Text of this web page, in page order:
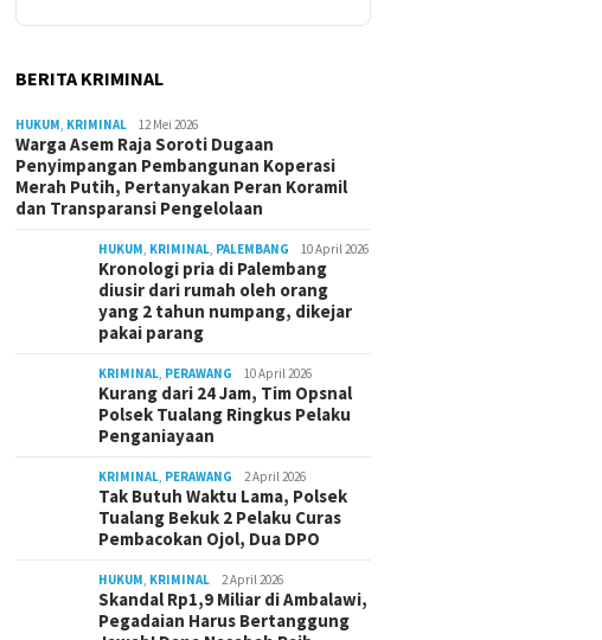
BERITA KRIMINAL
HUKUM, KRIMINAL 12 Mei 2026
Warga Asem Raja Soroti Dugaan
Penyimpangan Pembangunan Koperasi
Merah Putih, Pertanyakan Peran Koramil
dan Transparansi Pengelolaan
HUKUM, KRIMINAL, PALEMBANG 10 April 2026
Kronologi pria di Palembang
diusir dari rumah oleh orang
yang 2 tahun numpang, dikejar
pakai parang
KRIMINAL, PERAWANG 10 April 2026
Kurang dari 24 Jam, Tim Opsnal
Polsek Tualang Ringkus Pelaku
Penganiayaan
KRIMINAL, PERAWANG 2 April 2026
Tak Butuh Waktu Lama, Polsek
Tualang Bekuk 2 Pelaku Curas
Pembacokan Ojol, Dua DPO
HUKUM, KRIMINAL 2 April 2026
Skandal Rp1,9 Miliar di Ambalawi,
Pegadaian Harus Bertanggung